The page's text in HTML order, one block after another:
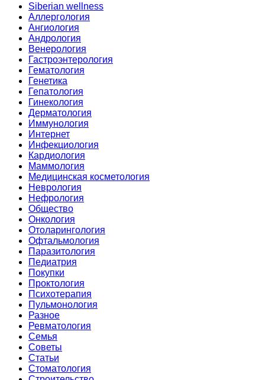
Siberian wellness
Аллергология
Ангиология
Андрология
Венерология
Гастроэнтерология
Гематология
Генетика
Гепатология
Гинекология
Дерматология
Иммунология
Интернет
Инфекциология
Кардиология
Маммология
Медицинская косметология
Неврология
Нефрология
Общество
Онкология
Отоларингология
Офтальмология
Паразитология
Педиатрия
Покупки
Проктология
Психотерапия
Пульмонология
Разное
Ревматология
Семья
Советы
Статьи
Стоматология